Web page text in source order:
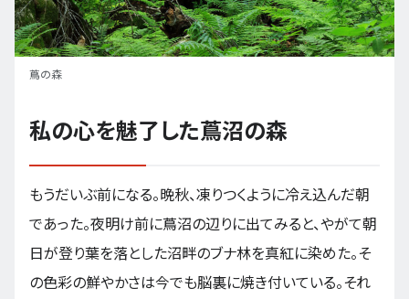
蔦の森
私の心を魅了した蔦沼の森
もうだいぶ前になる。晩秋、凍りつくように冷え込んだ朝
であった。夜明け前に蔦沼の辺りに出てみると、やがて朝
日が登り葉を落とした沼畔のブナ林を真紅に染めた。そ
の色彩の鮮やかさは今でも脳裏に焼き付いている。それ